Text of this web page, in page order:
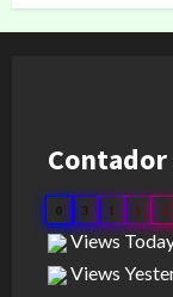
0 3 1 1 2
Views
Views